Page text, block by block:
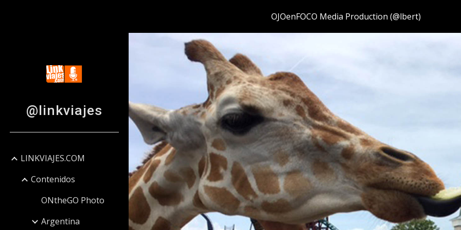
Skip to main content Skip to
OJOenFOCO Media Production (@lbert)
@linkviajes
LINKVIAJES.COM
Contenidos
ONtheGO Photo
Argentina